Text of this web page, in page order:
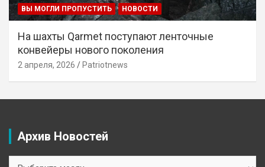
ВЫ МОГЛИ ПРОПУСТИТЬ НОВОСТИ
На шахты Qarmet поступают ленточные
конвейеры нового поколения
2 апреля, 2026 Patriotnews
Архив Новостей